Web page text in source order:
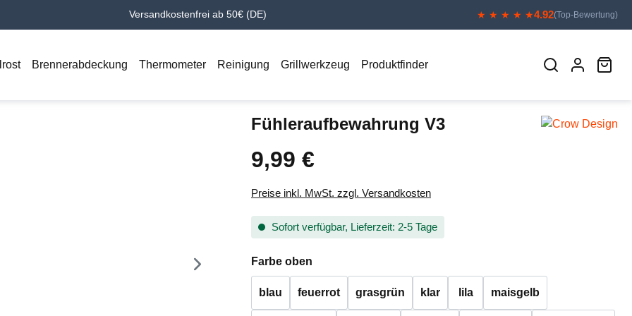
Versandkostenfrei ab 50€ (DE) ★ ★ ★ ★ ★4.92(Top-Bewertung)
Brennerabdeckung Thermometer Reinigung Grillwerkzeug Produktfinder
Fühleraufbewahrung V3
Regulärer Preis:
9,99 €
Preise inkl. MwSt. zzgl. Versandkosten
Sofort verfügbar, Lieferzeit: 2-5 Tage
Farbe oben
blau feuerrot grasgrün klar lila maisgelb